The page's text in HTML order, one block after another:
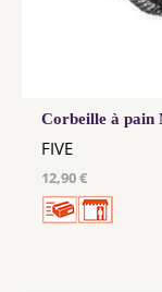
Corbeille à pain
FIVE
12,90 €